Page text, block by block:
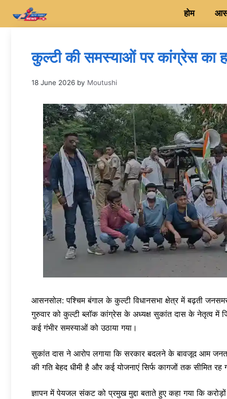
होम
कुल्टी की समस्याओं पर कांग्रेस का
18 June 2026 by Moutushi
आसनसोल: पश्चिम बंगाल के कुल्टी विधानसभा क्षेत्र में बढ़ती
गुरुवार को कुल्टी ब्लॉक कांग्रेस के अध्यक्ष सुकांत दास के नेतृत्व में
कई गंभीर समस्याओं को उठाया गया।
सुकांत दास ने आरोप लगाया कि सरकार बदलने के बावजूद आम जनता
की गति बेहद धीमी है और कई योजनाएं सिर्फ कागजों तक सीमित रह
ज्ञापन में पेयजल संकट को प्रमुख मुद्दा बताते हुए कहा गया कि